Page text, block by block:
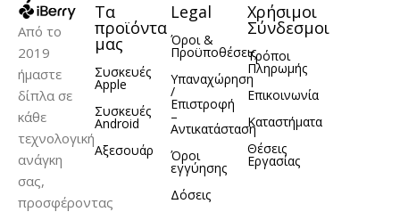
iPhone 11 Pro
ΥΛΙΚΌ Σιλικόνη
ΥΛΙΚΌ Σιλικόνη
Από το
2019
ήμαστε
δίπλα σε
κάθε
τεχνολογική
ανάγκη
σας,
προσφέροντας
Τα
προϊόντα
μας
Συσκευές
Apple
Συσκευές
Android
Αξεσουάρ
Legal
Όροι &
Προϋποθέσεις
Υπαναχώρηση
/
Επιστροφή
–
Αντικατάσταση
Όροι
εγγύησης
Δόσεις
Χρήσιμοι
Σύνδεσμοι
Τρόποι
Πληρωμής
Επικοινωνία
Καταστήματα
Θέσεις
Εργασίας